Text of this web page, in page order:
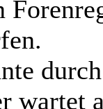
wartet